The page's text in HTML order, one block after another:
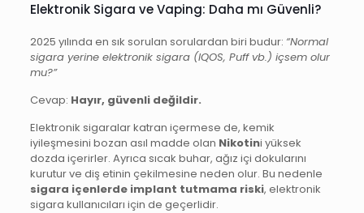
Elektronik Sigara ve Vaping: Daha mı Güvenli?
2025 yılında en sık sorulan sorulardan biri budur: “Normal
sigara yerine elektronik sigara (IQOS, Puff vb.) içsem olur
mu?”
Cevap: Hayır, güvenli değildir.
Elektronik sigaralar katran içermese de, kemik
iyileşmesini bozan asıl madde olan Nikotini yüksek
dozda içerirler. Ayrıca sıcak buhar, ağız içi dokularını
kurutur ve diş etinin çekilmesine neden olur. Bu nedenle
sigara içenlerde implant tutmama riski, elektronik
sigara kullanıcıları için de geçerlidir.